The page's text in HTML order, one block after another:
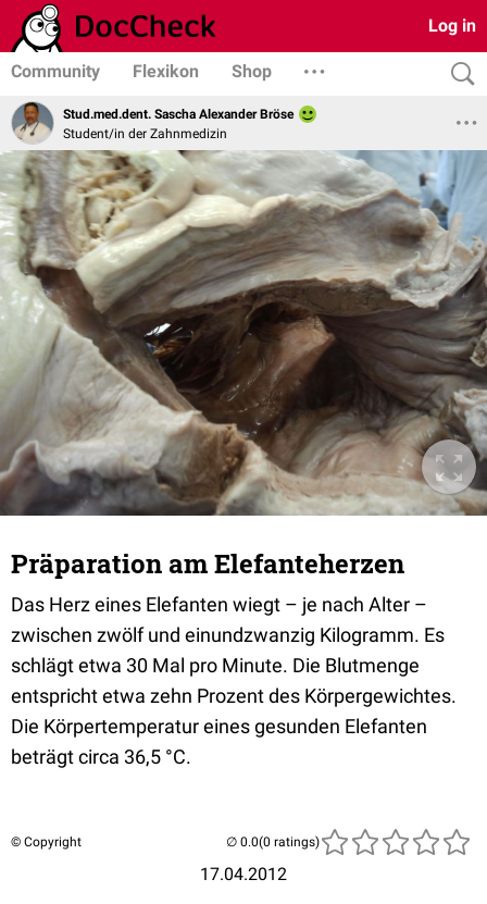
Log in
Community Flexikon Shop
Stud.med.dent. Sascha Alexander Bröse
Student/in der Zahnmedizin
Präparation am Elefanteherzen
Das Herz eines Elefanten wiegt – je nach Alter –
zwischen zwölf und einundzwanzig Kilogramm. Es
schlägt etwa 30 Mal pro Minute. Die Blutmenge
entspricht etwa zehn Prozent des Körpergewichtes.
Die Körpertemperatur eines gesunden Elefanten
beträgt circa 36,5 °C.
© Copyright
17.04.2012
(0 ratings)